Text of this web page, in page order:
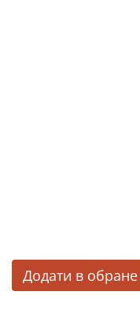
Додати в обране